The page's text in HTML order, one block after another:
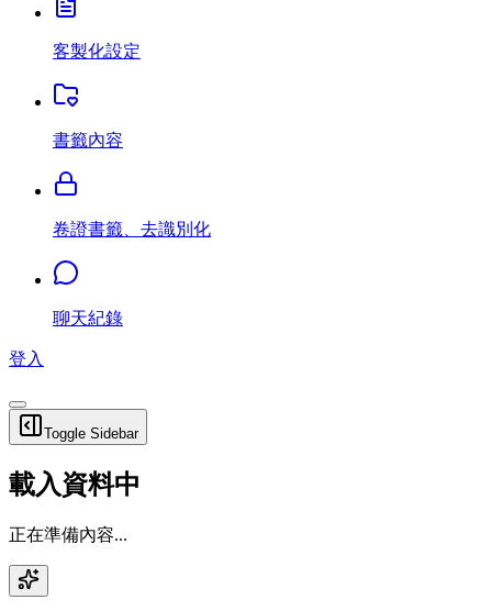
客製化設定
書籤內容
卷證書籤、去識別化
聊天紀錄
登入
Toggle Sidebar
載入資料中
正在準備內容...